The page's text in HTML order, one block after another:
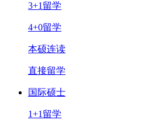
3+1留学
4+0留学
本硕连读
直接留学
国际硕士
1+1留学